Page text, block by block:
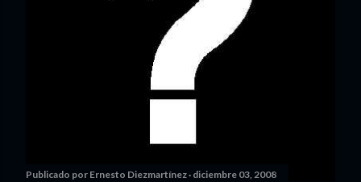
Publicado por Ernesto Diezmartínez diciembre 03, 2008